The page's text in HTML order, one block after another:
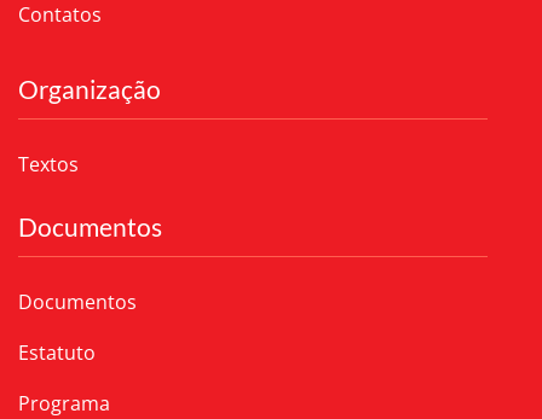
Contatos
Organização
Textos
Documentos
Documentos
Estatuto
Programa